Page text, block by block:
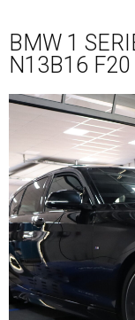
BMW 1
N13B16